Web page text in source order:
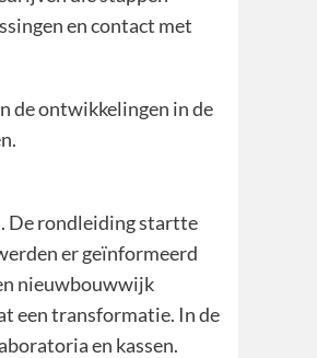
en contact met
de ontwikkelingen in de
De rondleiding startte
er geïnformeerd
nieuwbouwwijk
een transformatie. In de
en kassen.